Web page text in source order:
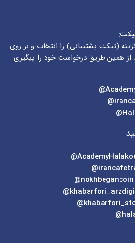
(تیکت پشتیبانی) را انتخاب و بر روی
از همین طریق درخواست خود را پیگیری
nokhbegancoin@